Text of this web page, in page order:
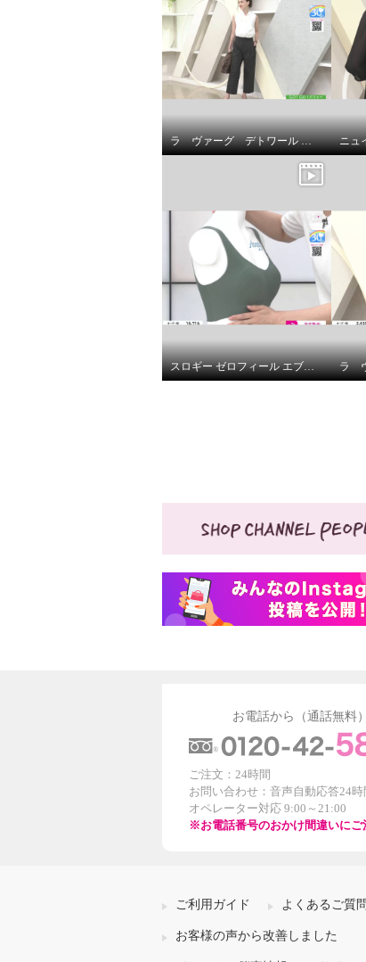
シマ・キャプシーヌ １８Ｋ レ
ラ ヴァーグ デトワール はくだけで今どき風 楽なウエストゴムで センターラインありの ２タックバレルパンツ
スロギー ゼロフィール エブリデイ ハーフトップブラ ３枚セット
お電話から（通話無料）
ご注文：24時間
お問い合わせ：音声自動応答24時
オペレーター対応 9:00～21:00
※お電話番号のおかけ間違いにご
ご利用ガイド よくあるご質問
お客様の声から改善しました